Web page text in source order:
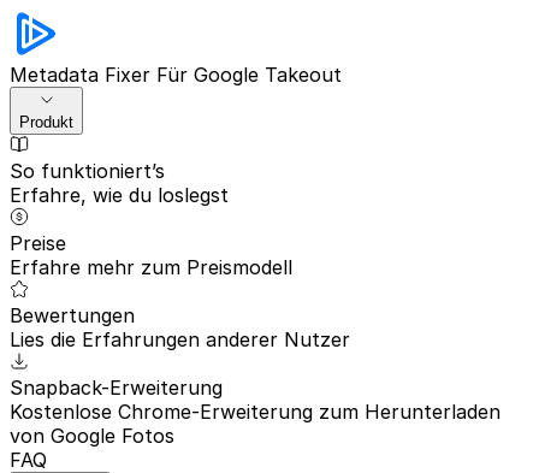
Metadata Fixer Für Google Takeout
Produkt
So funktioniert’s
Erfahre, wie du loslegst
Preise
Erfahre mehr zum Preismodell
Bewertungen
Lies die Erfahrungen anderer Nutzer
Snapback-Erweiterung
Kostenlose Chrome-Erweiterung zum Herunterladen
von Google Fotos
FAQ